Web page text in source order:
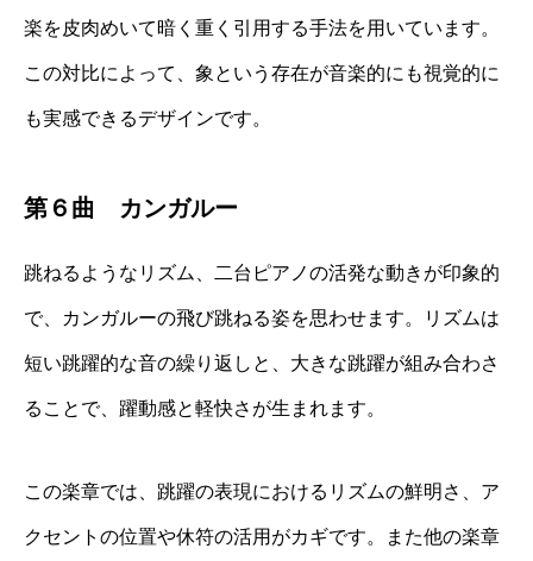
楽を皮肉めいて暗く重く引用する手法を用いています。
この対比によって、象という存在が音楽的にも視覚的に
も実感できるデザインです。
第６曲 カンガルー
跳ねるようなリズム、二台ピアノの活発な動きが印象的
で、カンガルーの飛び跳ねる姿を思わせます。リズムは
短い跳躍的な音の繰り返しと、大きな跳躍が組み合わさ
ることで、躍動感と軽快さが生まれます。
この楽章では、跳躍の表現におけるリズムの鮮明さ、ア
クセントの位置や休符の活用がカギです。また他の楽章